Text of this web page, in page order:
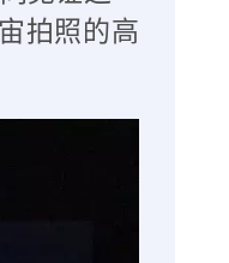
拍照的高